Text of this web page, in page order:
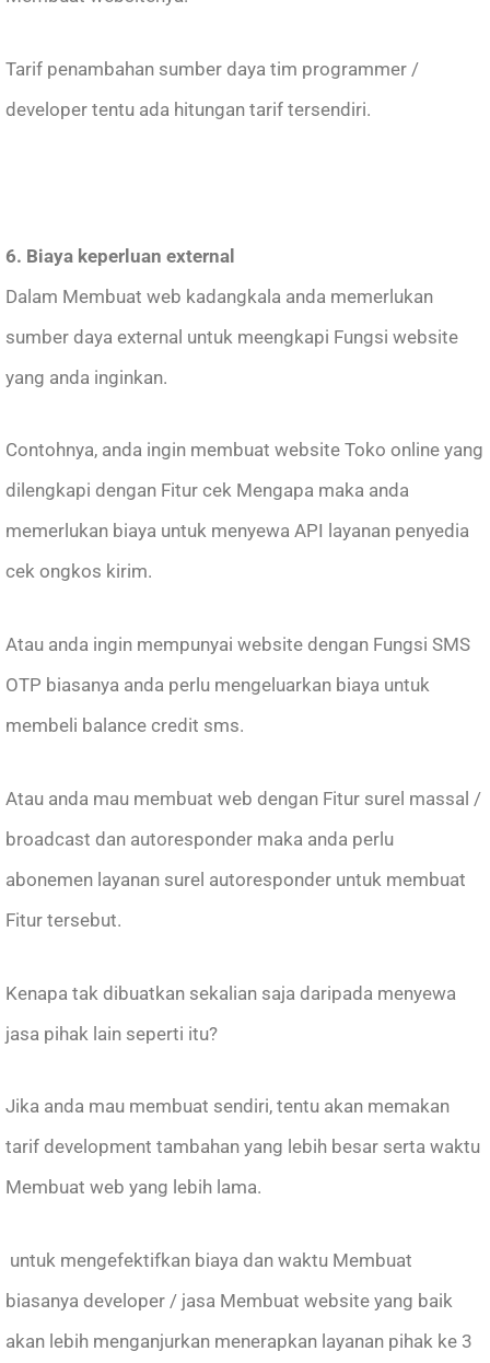
Tarif penambahan sumber daya tim programmer /
developer tentu ada hitungan tarif tersendiri.
6. Biaya keperluan external
Dalam Membuat web kadangkala anda memerlukan
sumber daya external untuk meengkapi Fungsi website
yang anda inginkan.
Contohnya, anda ingin membuat website Toko online yang
dilengkapi dengan Fitur cek Mengapa maka anda
memerlukan biaya untuk menyewa API layanan penyedia
cek ongkos kirim.
Atau anda ingin mempunyai website dengan Fungsi SMS
OTP biasanya anda perlu mengeluarkan biaya untuk
membeli balance credit sms.
Atau anda mau membuat web dengan Fitur surel massal /
broadcast dan autoresponder maka anda perlu
abonemen layanan surel autoresponder untuk membuat
Fitur tersebut.
Kenapa tak dibuatkan sekalian saja daripada menyewa
jasa pihak lain seperti itu?
Jika anda mau membuat sendiri, tentu akan memakan
tarif development tambahan yang lebih besar serta waktu
Membuat web yang lebih lama.
untuk mengefektifkan biaya dan waktu Membuat
biasanya developer / jasa Membuat website yang baik
akan lebih menganjurkan menerapkan layanan pihak ke 3